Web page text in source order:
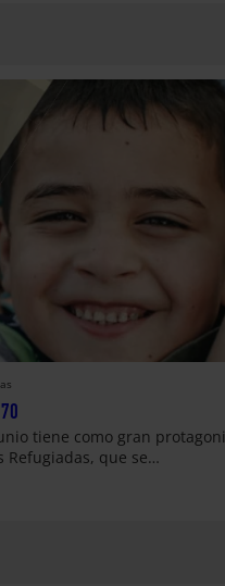
tiene como gran
Refugiadas, que se…